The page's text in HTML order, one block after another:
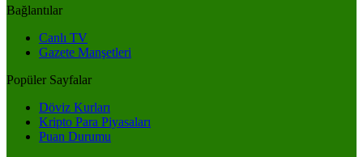
Bağlantılar
Canlı TV
Gazete Manşetleri
Popüler Sayfalar
Döviz Kurları
Kripto Para Piyasaları
Puan Durumu